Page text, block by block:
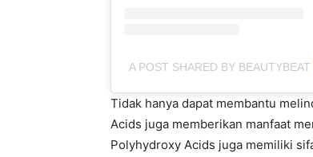
A POST SHARED BY BEAUTYBEAT
Tidak hanya dapat membantu
Acids juga memberikan manfaat
Polyhydroxy Acids juga memiliki